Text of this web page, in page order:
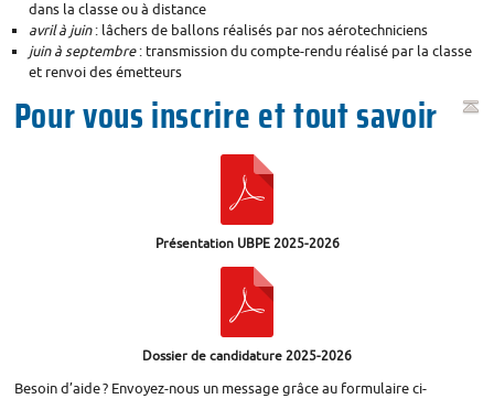
dans la classe ou à distance
avril à juin: lâchers de ballons réalisés par nos aérotechniciens
juin à septembre: transmission du compte-rendu réalisé par la classe
et renvoi des émetteurs
Pour vous inscrire et tout savoir
Présentation UBPE2025-2026
Dossier de candidature 2025-2026
Besoin d’aide? Envoyez-nous un message grâce au formulaire ci-